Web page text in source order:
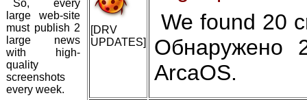
So, every
large web-site
must publish 2
large news
with high-
quality
screenshots
every week.
[DRV
UPDATES]
We found 20
Обнаружено
ArcaOS.